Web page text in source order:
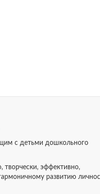
с детьми дошкольного
творчески, эффективно,
развитию